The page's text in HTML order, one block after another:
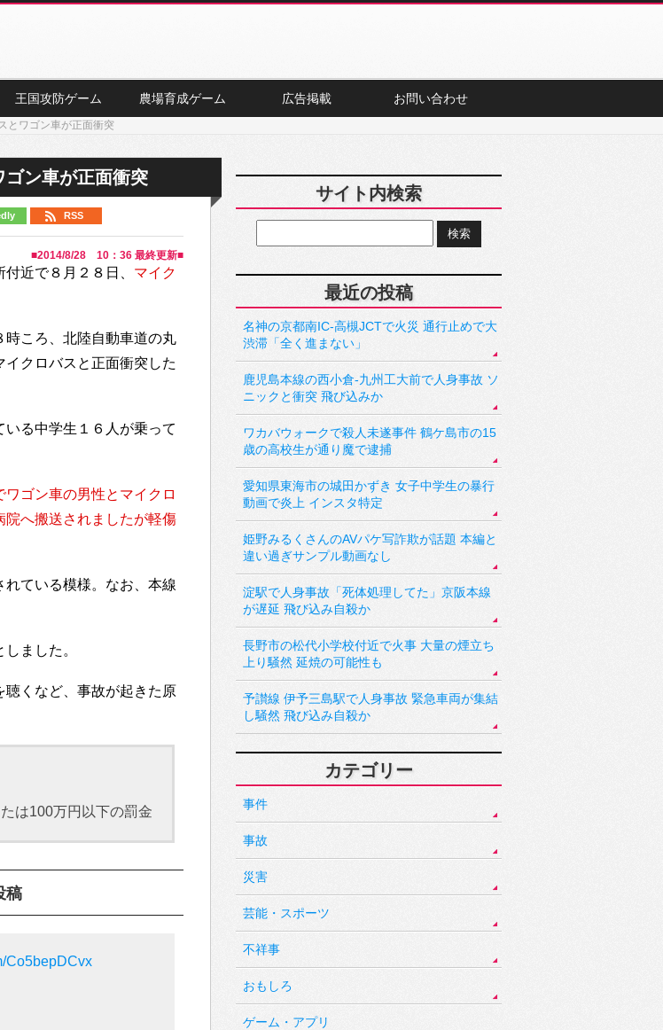
王国攻防ゲーム 農場育成ゲーム 広告掲載 お問い合わせ
とワゴン車が正面衝突
ン車が正面衝突
RSS
■2014/8/28 10：36 最終更新■
付近で８月２８日、 マイク
ころ、北陸自動車道の丸
クロバスと正面衝突した
る中学生１６人が乗って
ワゴン車の男性とマイクロ
へ搬送されましたが軽傷
ている模様。なお、本線
ました。
くなど、事故が起きた原
は100万円以下の罰金
稿
Co5bepDCvx
サイト内検索
最近の投稿
名神の京都南IC-高槻JCTで火災 通行止めで大
渋滞「全く進まない」
鹿児島本線の西小倉-九州工大前で人身事故 ソ
ニックと衝突 飛び込みか
ワカバウォークで殺人未遂事件 鶴ケ島市の15
歳の高校生が通り魔で逮捕
愛知県東海市の城田かずき 女子中学生の暴行
動画で炎上 インスタ特定
姫野みるくさんのAVパケ写詐欺が話題 本編と
違い過ぎサンプル動画なし
淀駅で人身事故「死体処理してた」京阪本線
が遅延 飛び込み自殺か
長野市の松代小学校付近で火事 大量の煙立ち
上り騒然 延焼の可能性も
予讃線 伊予三島駅で人身事故 緊急車両が集結
し騒然 飛び込み自殺か
カテゴリー
事件
事故
災害
芸能・スポーツ
不祥事
おもしろ
ゲーム・アプリ